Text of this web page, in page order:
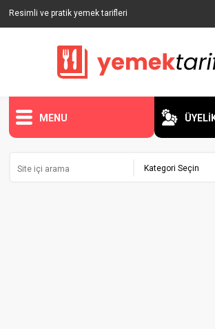
Resimli ve pratik yemek tarifleri
MENU